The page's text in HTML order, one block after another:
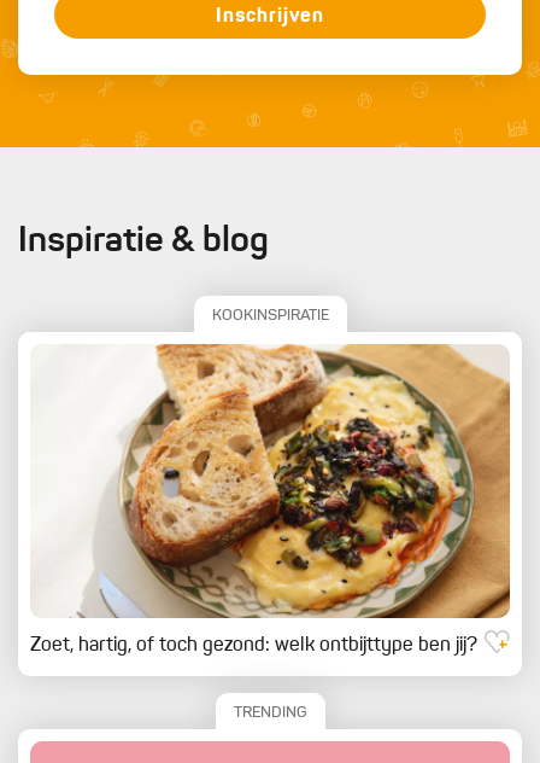
Inschrijven
Inspiratie & blog
KOOKINSPIRATIE
Zoet, hartig, of toch gezond: welk ontbijttype ben jij?
TRENDING